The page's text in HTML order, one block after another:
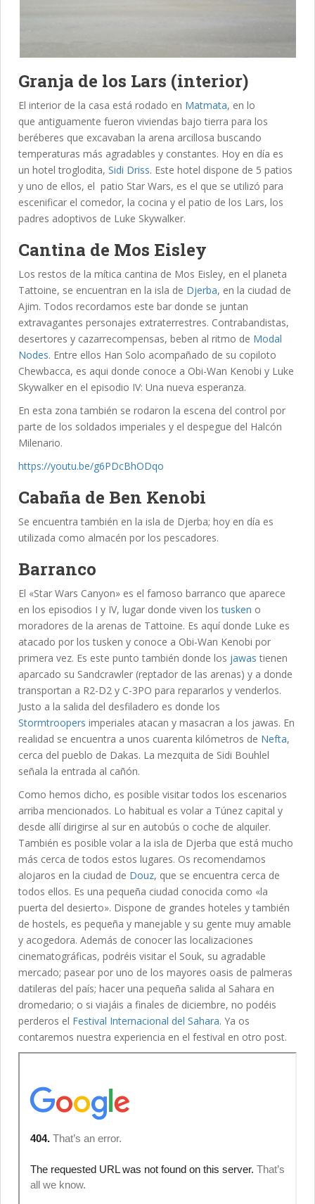
Granja de los Lars (interior)
El interior de la casa está rodado en Matmata, en lo
que antiguamente fueron viviendas bajo tierra para los
beréberes que excavaban la arena arcillosa buscando
temperaturas más agradables y constantes. Hoy en día es
un hotel troglodita, Sidi Driss. Este hotel dispone de 5 patios
y uno de ellos, el patio Star Wars, es el que se utilizó para
escenificar el comedor, la cocina y el patio de los Lars, los
padres adoptivos de Luke Skywalker.
Cantina de Mos Eisley
Los restos de la mítica cantina de Mos Eisley, en el planeta
Tattoine, se encuentran en la isla de Djerba, en la ciudad de
Ajim. Todos recordamos este bar donde se juntan
extravagantes personajes extraterrestres. Contrabandistas,
desertores y cazarrecompensas, beben al ritmo de Modal
Nodes. Entre ellos Han Solo acompañado de su copiloto
Chewbacca, es aqui donde conoce a Obi-Wan Kenobi y Luke
Skywalker en el episodio IV: Una nueva esperanza.
En esta zona también se rodaron la escena del control por
parte de los soldados imperiales y el despegue del Halcón
Milenario.
https://youtu.be/g6PDcBhODqo
Cabaña de Ben Kenobi
Se encuentra también en la isla de Djerba; hoy en día es
utilizada como almacén por los pescadores.
Barranco
El «Star Wars Canyon» es el famoso barranco que aparece
en los episodios I y IV, lugar donde viven lostusken o
moradores de la arenas de Tattoine. Es aquí donde Luke es
atacado por los tusken y conoce a Obi-Wan Kenobi por
primera vez. Es este punto también donde los jawas tienen
aparcado su Sandcrawler (reptador de las arenas) y a donde
transportan a R2-D2 y C-3PO para repararlos y venderlos.
Justo a la salida del desfiladero es donde los
Stormtroopers imperiales atacan y masacran a los jawas. En
realidad se encuentra a unos cuarenta kilómetros de Nefta,
cerca del pueblo de Dakas. La mezquita de Sidi Bouhlel
señala la entrada al cañón.
Como hemos dicho, es posible visitar todos los escenarios
arriba mencionados. Lo habitual es volar a Túnez capital y
desde allí dirigirse al sur en autobús o coche de alquiler.
También es posible volar a la isla de Djerba que está mucho
más cerca de todos estos lugares. Os recomendamos
alojaros en la ciudad de Douz, que se encuentra cerca de
todos ellos. Es una pequeña ciudad conocida como «la
puerta del desierto». Dispone de grandes hoteles y también
de hostels, es pequeña y manejable y su gente muy amable
y acogedora. Además de conocer las localizaciones
cinematográficas, podréis visitar el Souk, su agradable
mercado; pasear por uno de los mayores oasis de palmeras
datileras del país; hacer una pequeña salida al Sahara en
dromedario; o si viajáis a finales de diciembre, no podéis
perderos el Festival Internacional del Sahara. Ya os
contaremos nuestra experiencia en el festival en otro post.